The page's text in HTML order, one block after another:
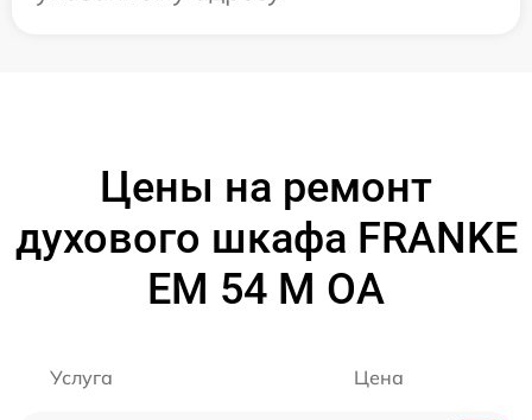
Цены на ремонт
духового шкафа FRANKE
EM 54 M OA
Услуга Цена